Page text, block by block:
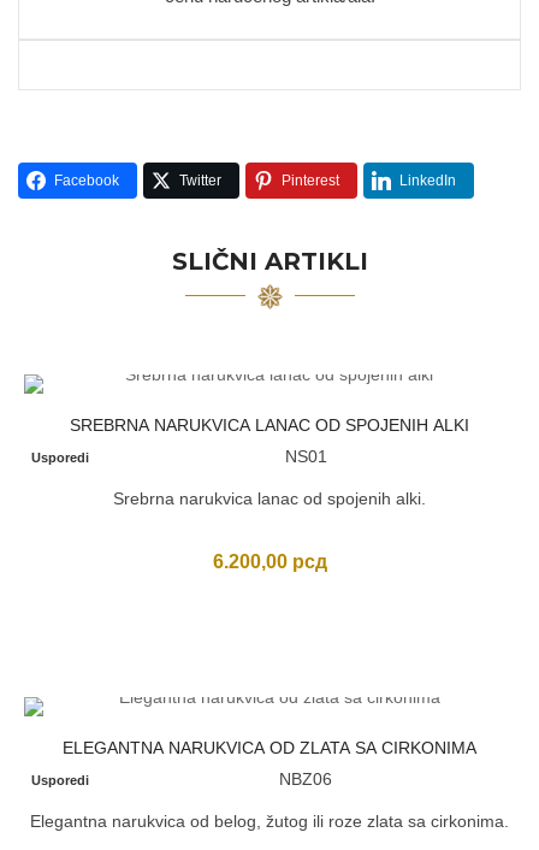
Facebook Twitter Pinterest LinkedIn
SLIČNI ARTIKLI
SREBRNA NARUKVICA LANAC OD SPOJENIH ALKI
Usporedi NS01
Srebrna narukvica lanac od spojenih alki.
6.200,00 рсд
ELEGANTNA NARUKVICA OD ZLATA SA CIRKONIMA
Usporedi NBZ06
Elegantna narukvica od belog, žutog ili roze zlata sa cirkonima.